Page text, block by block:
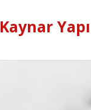
Kaynar Yapı